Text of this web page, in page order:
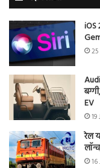
iOS
EV
रेल